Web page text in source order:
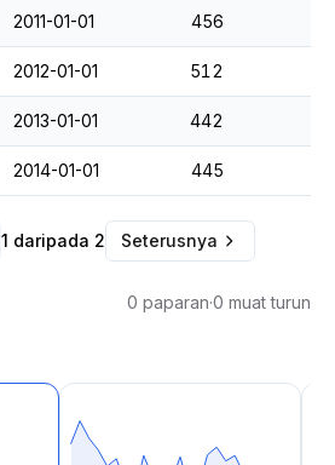
2011-01-01 456
2012-01-01 512
2013-01-01 442
2014-01-01 445
1 daripada 2 Seterusnya
0 paparan·0 muat turun